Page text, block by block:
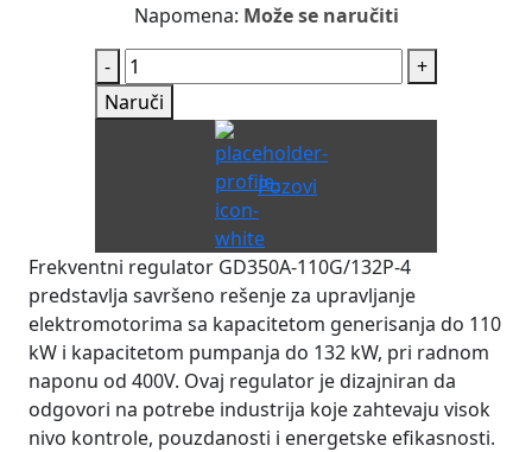
Napomena: Može se naručiti
-
+
Naruči
Pozovi
Frekventni regulator GD350A-110G/132P-4
predstavlja savršeno rešenje za upravljanje
elektromotorima sa kapacitetom generisanja do 110
kW i kapacitetom pumpanja do 132 kW, pri radnom
naponu od 400V. Ovaj regulator je dizajniran da
odgovori na potrebe industrija koje zahtevaju visok
nivo kontrole, pouzdanosti i energetske efikasnosti.